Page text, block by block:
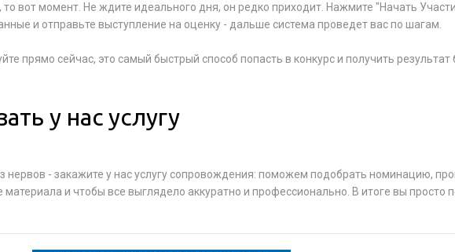
то вот момент. Не ждите идеального дня, он редко приходит. Нажмите "Начать
и отправьте выступление на оценку - дальше система проведет вас по шагам.
прямо сейчас, это самый быстрый способ попасть в конкурс и получить результат
у нас услугу
нервов - закажите у нас услугу сопровождения: поможем подобрать номинацию,
и чтобы все выглядело аккуратно и профессионально. В итоге вы просто